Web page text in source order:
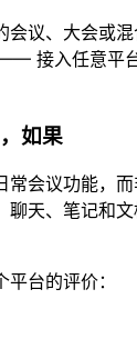
会议、大会或
接入任意平台
如果
常会议功能，
聊天、笔记和
台的评价：